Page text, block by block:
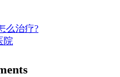
么治疗?
院